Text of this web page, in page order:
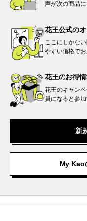
声が次の商品
花王公式の
ここにしかな
やすい価格で
花王のお得
花王のキャン
員になると参
新
My Kao